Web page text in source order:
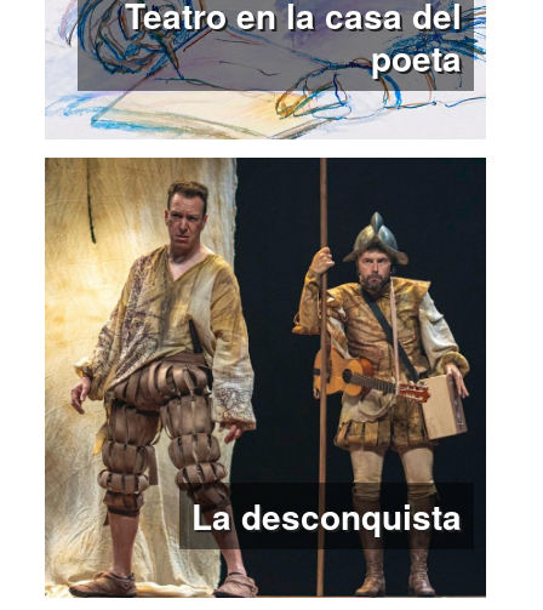
Teatro en la casa del
poeta
La desconquista